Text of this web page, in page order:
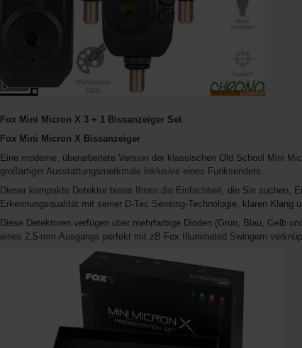
Fox Mini Micron X 3 + 1 Bissanzeiger Set
Fox Mini Micron X Bissanzeiger
Eine moderne, überarbeitete Version der klassischen Old School Mini
großartiger Ausstattungsmerkmale inklusive eines Funksenders.
Dieser kompakte Detektor bietet Ihnen die Einfachheit, die Sie suchen,
Erkennungsqualität mit seiner D-Tec Sensing-Technologie, klaren Klang
Diese Detektoren verfügen über mehrfarbige Dioden (Grün, Blau, Gelb
eines 2,5-mm-Ausgangs perfekt mit zB Fox Illuminated Swingern